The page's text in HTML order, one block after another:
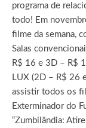
programa de
todo! Em
filme da semana,
Salas
R$ 16 e 3D – R$
LUX (2D – R$ 26
assistir todos os
Exterminador do
“Zumbilândia: Atire